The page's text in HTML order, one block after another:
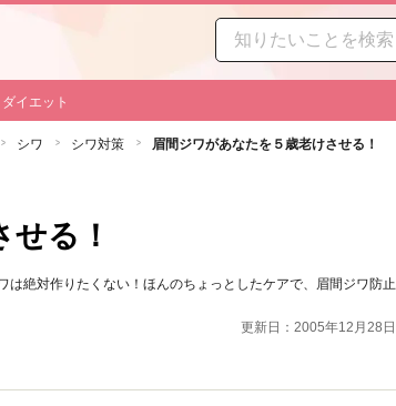
ダイエット
シワ シワ対策 眉間ジワがあなたを５歳老けさせる！
る！
絶対作りたくない！ほんのちょっとしたケアで、眉間ジワ防止
更新日：2005年12月28日